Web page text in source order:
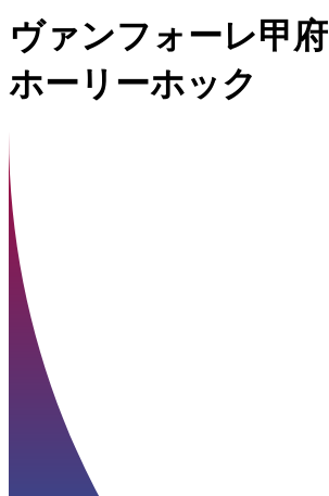
ヴァンフォーレ甲府
ホーリーホック